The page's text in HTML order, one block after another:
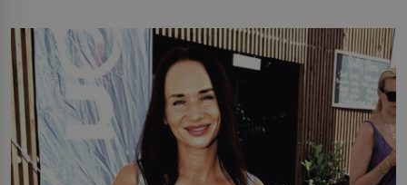
od roku 1223 postupují podél Kaspického a Azovského
moře,